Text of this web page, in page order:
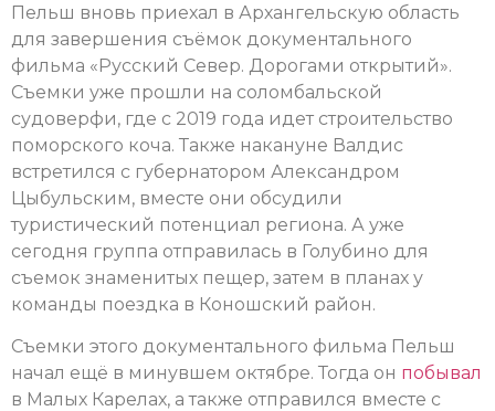
Пельш вновь приехал в Архангельскую область
для завершения съёмок документального
фильма «Русский Север. Дорогами открытий».
Съемки уже прошли на соломбальской
судоверфи, где с 2019 года идет строительство
поморского коча. Также накануне Валдис
встретился с губернатором Александром
Цыбульским, вместе они обсудили
туристический потенциал региона. А уже
сегодня группа отправилась в Голубино для
съемок знаменитых пещер, затем в планах у
команды поездка в Коношский район.
Съемки этого документального фильма Пельш
начал ещё в минувшем октябре. Тогда он побывал
в Малых Карелах, а также отправился вместе с